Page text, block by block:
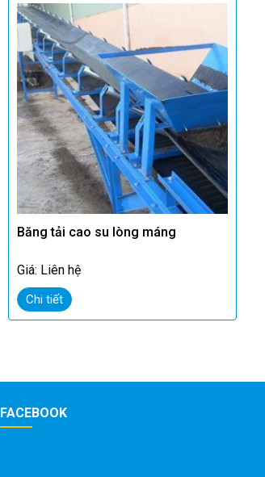
Băng tải cao su lòng máng
Giá: Liên hệ
Chi tiết
FACEBOOK